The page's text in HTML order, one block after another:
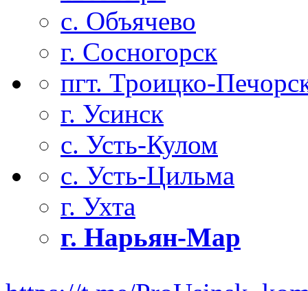
с. Объячево
г. Сосногорск
пгт. Троицко-
г. Усинск
с. Усть-Кулом
с. Усть-Цильма
г. Ухта
г. Нарьян-Мар